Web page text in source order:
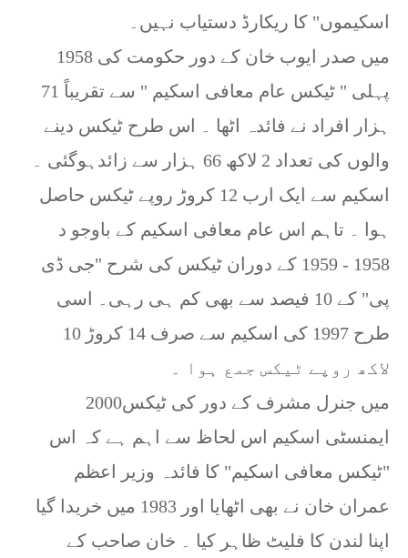
اسکیموں" کا ریکارڈ دستیاب نہیں۔
1958 میں صدر ایوب خان کے دور حکومت کی
پہلی " ٹیکس عام معافی اسکیم " سے تقریباً 71
ہزار افراد نے فائدہ اٹھا ۔ اس طرح ٹیکس دینے
والوں کی تعداد 2 لاکھ 66 ہزار سے زائدہوگئی ۔
اسکیم سے ایک ارب 12 کروڑ روپے ٹیکس حاصل
ہوا ۔ تاہم اس عام معافی اسکیم کے باوجو د
1958 - 1959 کے دوران ٹیکس کی شرح "جی ڈی
پی" کے 10 فیصد سے بھی کم ہی رہی۔ اسی
طرح 1997 کی اسکیم سے صرف 14 کروڑ 10
لاکھ روپے ٹیکس جمع ہوا ۔
2000میں جنرل مشرف کے دور کی ٹیکس
ایمنسٹی اسکیم اس لحاظ سے اہم ہے کہ اس
"ٹیکس معافی اسکیم" کا فائدہ وزیر اعظم
عمران خان نے بھی اٹھایا اور 1983 میں خریدا گیا
اپنا لندن کا فلیٹ ظاہر کیا ۔ خان صاحب کے